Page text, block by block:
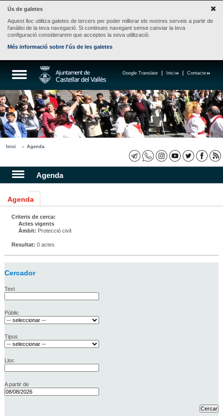
Ús de galetes
Aquest lloc utilitza galetes de tercers per poder millorar els nostres serveis a partir de
l'anàlisi de la teva navegació. Si continues navegant sense canviar la teva
configuració considerarem que acceptes la seva utilització.
Més informació sobre l'ús de les galetes
Contacte
Inici
Google Translate
Inici Agenda
Agenda
Agenda
Criteris de cerca:
Actes vigents
Àmbit: Protecció civil
Resultat: 0 actes
Cercador
Text
Públic
Tipus
Lloc
A partir de